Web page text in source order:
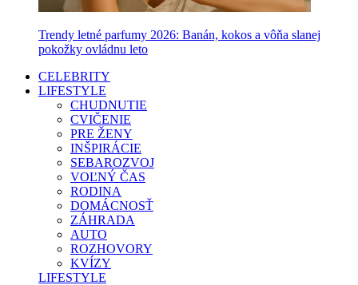
Trendy letné parfumy 2026: Banán, kokos a vôňa slanej
pokožky ovládnu leto
CELEBRITY
LIFESTYLE
CHUDNUTIE
CVIČENIE
PRE ŽENY
INŠPIRÁCIE
SEBAROZVOJ
VOĽNÝ ČAS
RODINA
DOMÁCNOSŤ
ZÁHRADA
AUTO
ROZHOVORY
KVÍZY
LIFESTYLE